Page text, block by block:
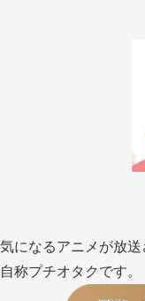
気になるアニメが放
自称プチオタクです。